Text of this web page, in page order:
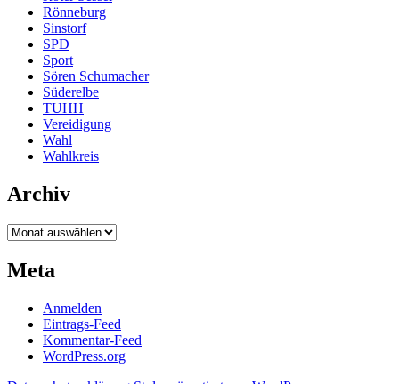
Rönneburg
Sinstorf
SPD
Sport
Sören Schumacher
Süderelbe
TUHH
Vereidigung
Wahl
Wahlkreis
Archiv
Archiv
Meta
Anmelden
Eintrags-Feed
Kommentar-Feed
WordPress.org